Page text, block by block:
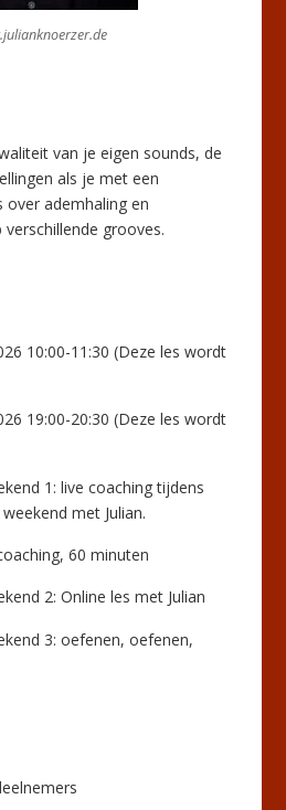
van je eigen sounds, de
als je met een
ademhaling en
grooves.
10:00-11:30 (Deze les wordt
19:00-20:30 (Deze les wordt
1: live coaching tijdens
met Julian.
60 minuten
2: Online les met Julian
3: oefenen, oefenen,